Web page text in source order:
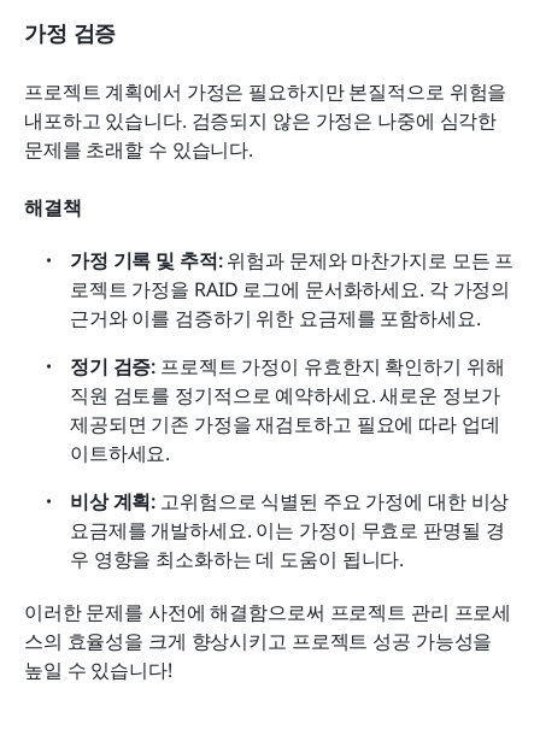
가정 검증
프로젝트 계획에서 가정은 필요하지만 본질적으로 위험을
내포하고 있습니다. 검증되지 않은 가정은 나중에 심각한
문제를 초래할 수 있습니다.
해결책
가정 기록 및 추적: 위험과 문제와 마찬가지로 모든 프
로젝트 가정을 RAID 로그에 문서화하세요. 각 가정의
근거와 이를 검증하기 위한 요금제를 포함하세요.
정기 검증: 프로젝트 가정이 유효한지 확인하기 위해
직원 검토를 정기적으로 예약하세요. 새로운 정보가
제공되면 기존 가정을 재검토하고 필요에 따라 업데
이트하세요.
비상 계획: 고위험으로 식별된 주요 가정에 대한 비상
요금제를 개발하세요. 이는 가정이 무효로 판명될 경
우 영향을 최소화하는 데 도움이 됩니다.
이러한 문제를 사전에 해결함으로써 프로젝트 관리 프로세
스의 효율성을 크게 향상시키고 프로젝트 성공 가능성을
높일 수 있습니다!